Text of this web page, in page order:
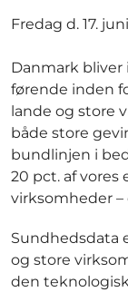
Fredag d. 17.
Danmark
førende inden
lande og store
både store
bundlinjen i
20 pct. af vores
virksomheder –
Sundhedsdata
og store
den